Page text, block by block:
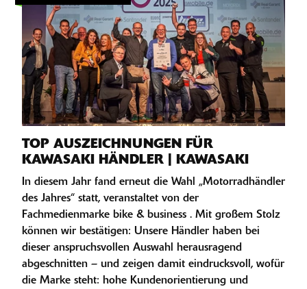
TOP AUSZEICHNUNGEN FÜR
KAWASAKI HÄNDLER | KAWASAKI
In diesem Jahr fand erneut die Wahl „Motorradhändler
des Jahres“ statt, veranstaltet von der
Fachmedienmarke bike & business . Mit großem Stolz
können wir bestätigen: Unsere Händler haben bei
dieser anspruchsvollen Auswahl herausragend
abgeschnitten – und zeigen damit eindrucksvoll, wofür
die Marke steht: hohe Kundenorientierung und